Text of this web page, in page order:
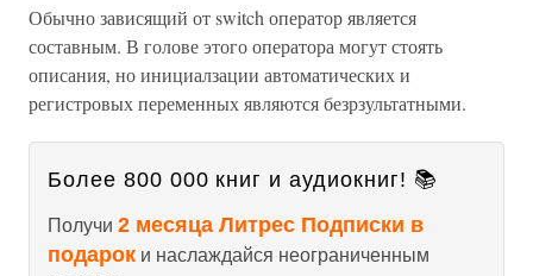
Обычно зависящий от switch оператор является
составным. В голове этого оператора могут стоять
описания, но инициалзации автоматических и
регистровых переменных являются безрзультатными.
Более 800 000 книг и аудиокниг! 📚
Получи 2 месяца Литрес Подписки в
подарок и наслаждайся неограниченным